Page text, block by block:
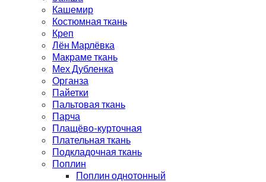
Кашемир
Костюмная ткань
Креп
Лён Марлёвка
Макраме ткань
Мех Дубленка
Органза
Пайетки
Пальтовая ткань
Парча
Плащёво-курточная
Плательная ткань
Подкладочная ткань
Поплин
Поплин однотонный